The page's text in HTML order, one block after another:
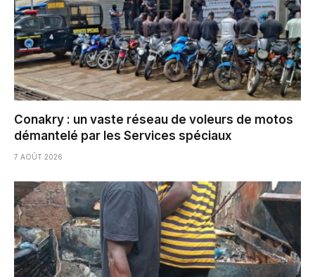
Conakry : un vaste réseau de voleurs de motos
démantelé par les Services spéciaux
7 AOÛT 2026